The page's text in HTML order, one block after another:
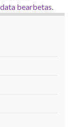
bearbetas.